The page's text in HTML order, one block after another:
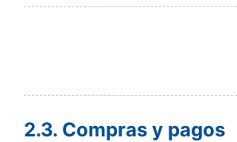
2.3. Compras y pagos